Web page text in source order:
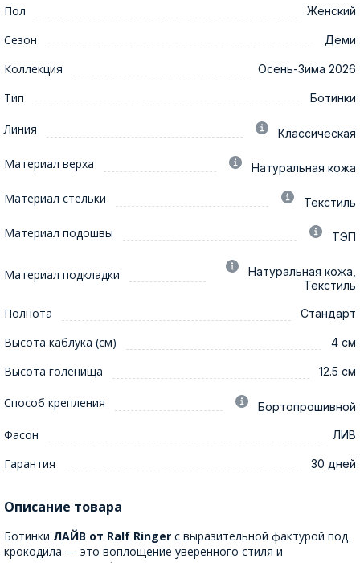
Пол Женский
Сезон Деми
Коллекция Осень-Зима 2026
Тип Ботинки
Линия Классическая
Материал верха Натуральная кожа
Материал стельки Текстиль
Материал подошвы ТЭП
Материал подкладки
Натуральная кожа,
Текстиль
Полнота Стандарт
Высота каблука (см) 4 см
Высота голенища 12.5 см
Способ крепления Бортопрошивной
Фасон ЛИВ
Гарантия 30 дней
Описание товара
Ботинки ЛАЙВ от Ralf Ringer с выразительной фактурой под
крокодила — это воплощение уверенного стиля и